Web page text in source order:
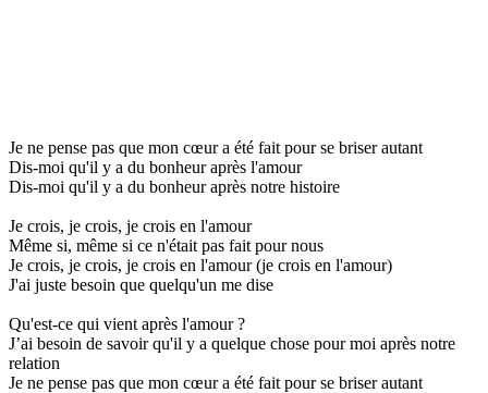
Je ne pense pas que mon cœur a été fait pour se briser autant
Dis-moi qu'il y a du bonheur après l'amour
Dis-moi qu'il y a du bonheur après notre histoire
Je crois, je crois, je crois en l'amour
Même si, même si ce n'était pas fait pour nous
Je crois, je crois, je crois en l'amour (je crois en l'amour)
J'ai juste besoin que quelqu'un me dise
Qu'est-ce qui vient après l'amour ?
J’ai besoin de savoir qu'il y a quelque chose pour moi après notre
relation
Je ne pense pas que mon cœur a été fait pour se briser autant